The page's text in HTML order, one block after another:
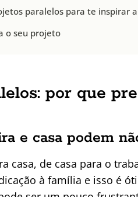
paralelos para te inspirar
o seu projeto
por que
e casa podem
casa, de casa para o
à família e isso é